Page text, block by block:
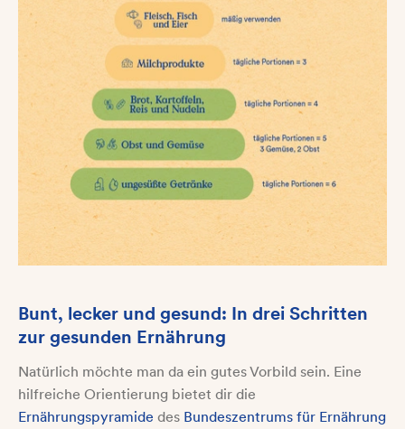
Bunt, lecker und gesund: In drei Schritten
zur gesunden Ernährung
Natürlich möchte man da ein gutes Vorbild sein. Eine
hilfreiche Orientierung bietet dir die
Ernährungspyramide des Bundeszentrums für Ernährung